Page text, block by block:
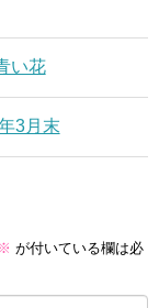
い花
3月末
※ が付いている欄は必